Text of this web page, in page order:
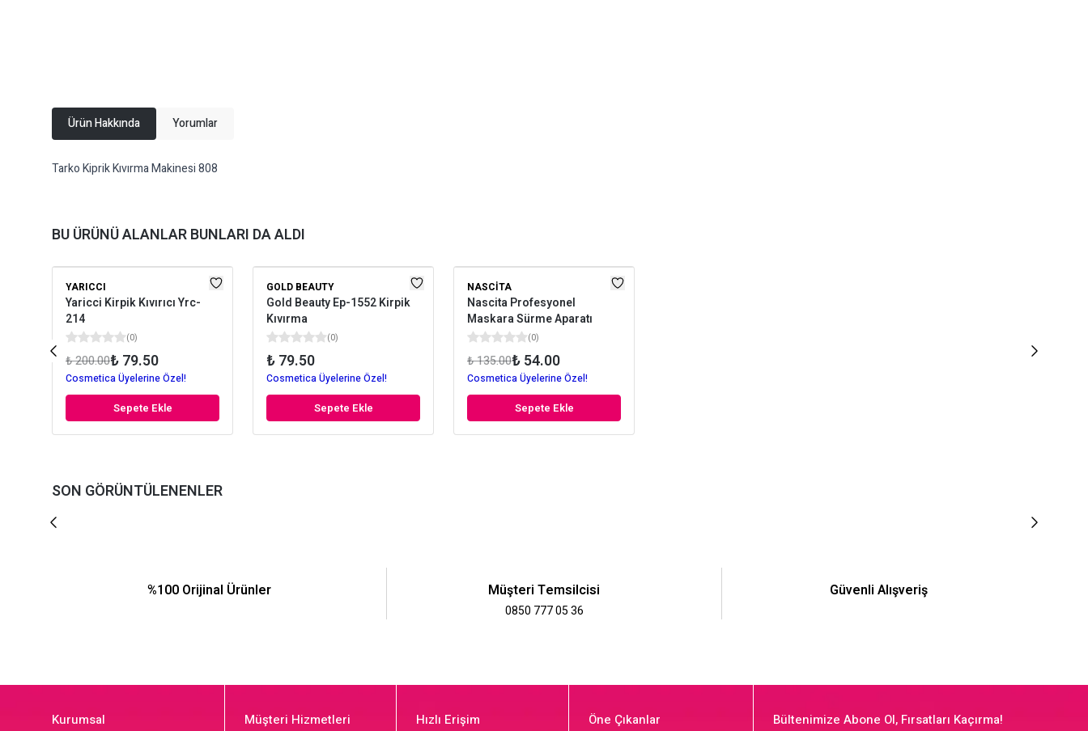
Ürün Hakkında Yorumlar
Tarko Kiprik Kıvırma Makinesi 808
BU ÜRÜNÜ ALANLAR BUNLARI DA ALDI
YARICCI
Yaricci Kirpik Kıvırıcı Yrc-
214
(0)
₺ 200.00₺ 79.50
Cosmetica Üyelerine Özel!
Sepete Ekle
GOLD BEAUTY
Gold Beauty Ep-1552 Kirpik
Kıvırma
(0)
₺ 79.50
Cosmetica Üyelerine Özel!
Sepete Ekle
NASCITA
Nascita Profesyonel
Maskara Sürme Aparatı
(0)
₺ 135.00₺ 54.00
Cosmetica Üyelerine Özel!
Sepete Ekle
SON GÖRÜNTÜLENENLER
%100 Orijinal Ürünler Müşteri Temsilcisi
0850 777 05 36
Güvenli Alışveriş
Kurumsal Müşteri Hizmetleri Hızlı Erişim Öne Çıkanlar Bültenimize Abone Ol, Fırsatları Kaçırma!